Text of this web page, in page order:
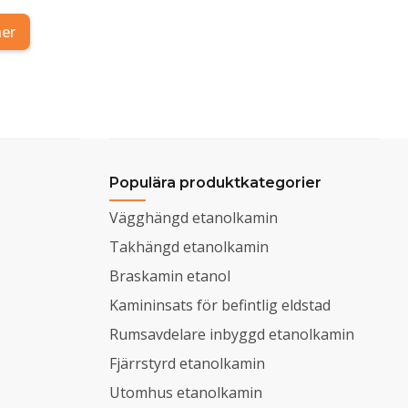
Populära produktkategorier
Vägghängd etanolkamin
Takhängd etanolkamin
Braskamin etanol
Kamininsats för befintlig eldstad
Rumsavdelare inbyggd etanolkamin
Fjärrstyrd etanolkamin
Utomhus etanolkamin